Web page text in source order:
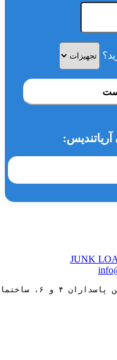
JUNK
۶، ساختمان ۸۸